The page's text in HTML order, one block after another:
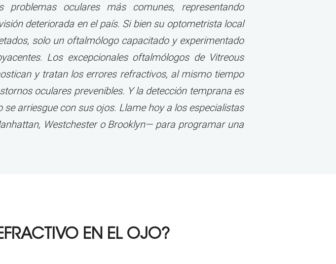
oculares más comunes, representando
deteriorada en el país. Si bien su optometrista local
solo un oftalmólogo capacitado y experimentado
Los excepcionales oftalmólogos de Vitreous
y tratan los errores refractivos, al mismo tiempo
oculares prevenibles. Y la detección temprana es
arriesgue con sus ojos. Llame hoy a los especialistas
Westchester o Brooklyn— para programar una
EN EL OJO?